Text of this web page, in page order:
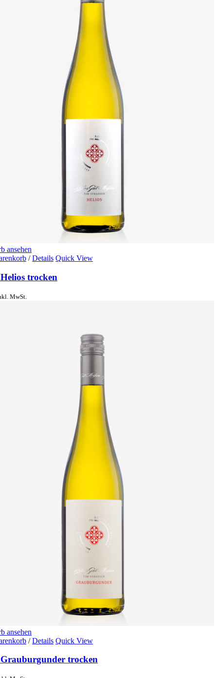
ansehen
/ Details Quick View
trocken
MwSt.
ansehen
/ Details Quick View
trocken